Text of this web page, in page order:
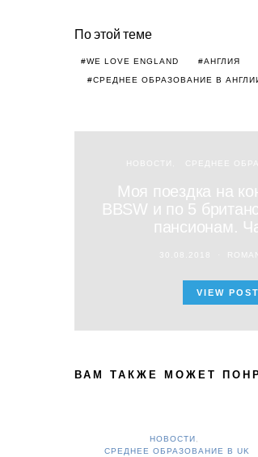
По этой теме
WE LOVE ENGLAND АНГЛИЯ
СРЕДНЕЕ ОБРАЗОВАНИЕ В
НОВОСТИ СРЕДНЕЕ
Моя поездка на
BBSW и по 5
пансионам.
30.08.2018
VIEW POST
ВАМ ТАКЖЕ МОЖЕТ
НОВОСТИ
СРЕДНЕЕ ОБРАЗОВАНИЕ В UK